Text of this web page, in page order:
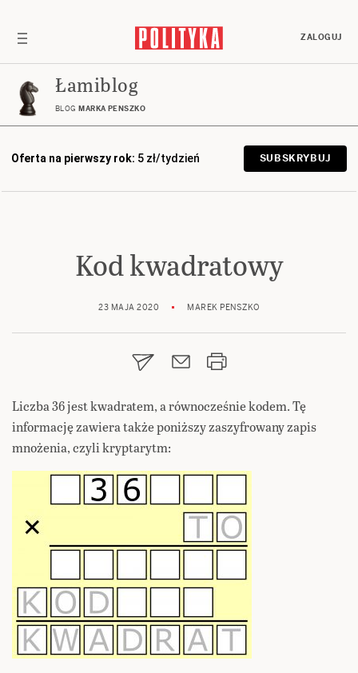
ZALOGUJ
Łamiblog
BLOG MARKA PENSZKO
Oferta na pierwszy rok: 5 zł/tydzień SUBSKRYBUJ
Kod kwadratowy
23 MAJA 2020 MAREK PENSZKO
Liczba 36 jest kwadratem, a równocześnie kodem. Tę
informację zawiera także poniższy zaszyfrowany zapis
mnożenia, czyli kryptarytm: